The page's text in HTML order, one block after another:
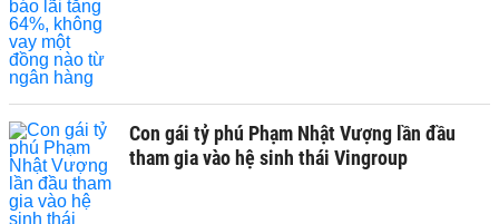
Con gái tỷ phú Phạm Nhật Vượng lần đầu
tham gia vào hệ sinh thái Vingroup